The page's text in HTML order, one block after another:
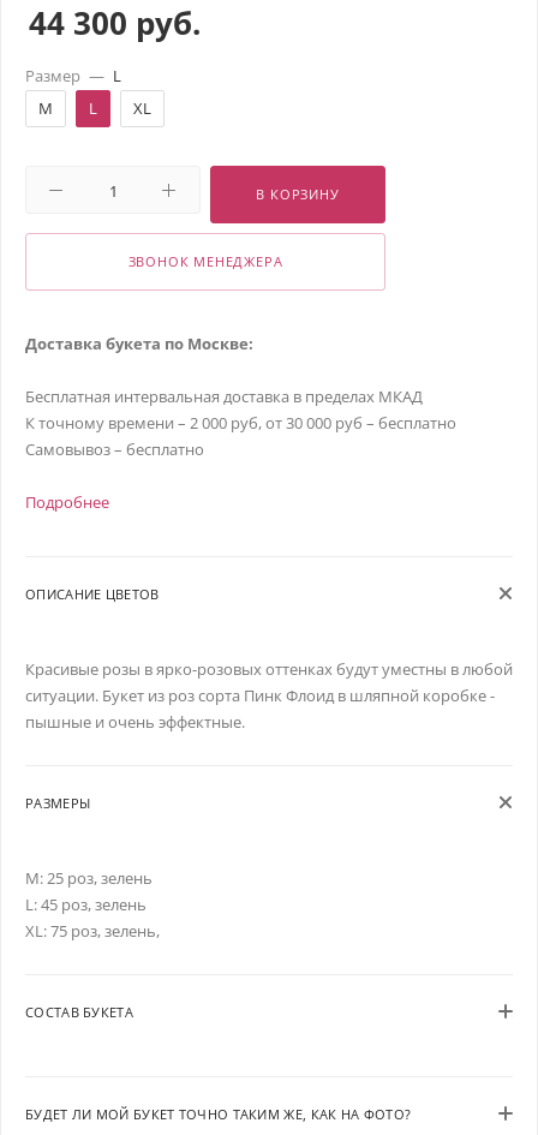
44 300 руб.
Размер — L
M
L XL
В КОРЗИНУ
ЗВОНОК МЕНЕДЖЕРА
Доставка букета по Москве:
Бесплатная интервальная доставка в пределах МКАД
К точному времени – 2 000 руб, от 30 000 руб – бесплатно
Самовывоз – бесплатно
Подробнее
ОПИСАНИЕ ЦВЕТОВ
Красивые розы в ярко-розовых оттенках будут уместны в любой
ситуации. Букет из роз сорта Пинк Флоид в шляпной коробке -
пышные и очень эффектные.
РАЗМЕРЫ
M: 25 роз, зелень
L: 45 роз, зелень
XL: 75 роз, зелень,
СОСТАВ БУКЕТА
БУДЕТ ЛИ МОЙ БУКЕТ ТОЧНО ТАКИМ ЖЕ, КАК НА ФОТО?